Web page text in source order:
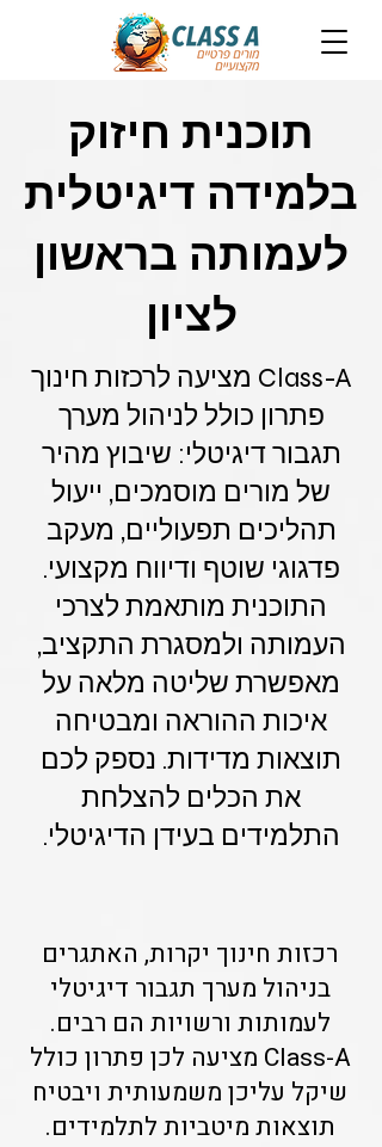
תוכנית חיזוק
בלמידה דיגיטלית
לעמותה בראשון
לציון
Class-A מציעה לרכזות חינוך
פתרון כולל לניהול מערך
תגבור דיגיטלי: שיבוץ מהיר
של מורים מוסמכים, ייעול
תהליכים תפעוליים, מעקב
פדגוגי שוטף ודיווח מקצועי.
התוכנית מותאמת לצרכי
העמותה ולמסגרת התקציב,
מאפשרת שליטה מלאה על
איכות ההוראה ומבטיחה
תוצאות מדידות. נספק לכם
את הכלים להצלחת
התלמידים בעידן הדיגיטלי.
רכזות חינוך יקרות, האתגרים
בניהול מערך תגבור דיגיטלי
לעמותות ורשויות הם רבים.
Class-A מציעה לכן פתרון כולל
שיקל עליכן משמעותית ויבטיח
תוצאות מיטביות לתלמידים.